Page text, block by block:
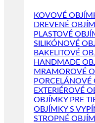
KOVOVÉ
DREVENÉ
PLASTOVÉ
SILIKÓNOVÉ
BAKELITOVÉ
HANDMADE
MRAMOROVÉ
PORCELÁNOVÉ
EXTERIÉROVÉ
OBJÍMKY PRE
OBJÍMKY S
STROPNÉ